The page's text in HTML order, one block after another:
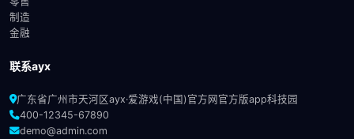
制造
金融
联系ayx
广东省广州市天河区ayx·爱游戏(中国)官方网官方版app科技园
400-12345-67890
demo@admin.com